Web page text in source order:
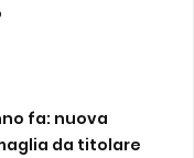
fa: nuova
da titolare